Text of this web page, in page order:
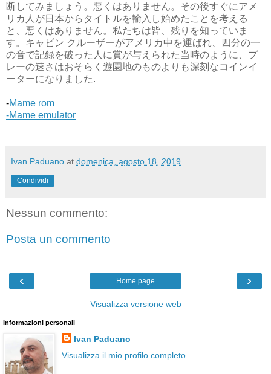
断してみましょう。悪くはありません。その後すぐにアメ
リカ人が日本からタイトルを輸入し始めたことを考える
と、悪くはありません。私たちは皆、残りを知っていま
す。キャビン クルーザーがアメリカ中を運ばれ、四分の一
の音で記録を破った人に賞が与えられた当時のように、プ
レーの速さはおそらく遊園地のものよりも深刻なコインイ
ーターになりました.
-Mame rom
-Mame emulator
Ivan Paduano at domenica, agosto 18, 2019
Condividi
Nessun commento:
Posta un commento
‹ ›
Home page
Visualizza versione web
Informazioni personali
Ivan Paduano
Visualizza il mio profilo completo